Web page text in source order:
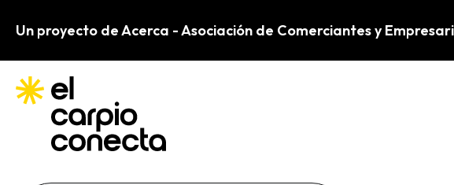
Un proyecto de Acerca - Asociación de Comerciantes y